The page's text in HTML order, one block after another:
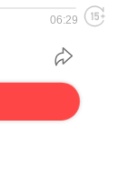
06:29